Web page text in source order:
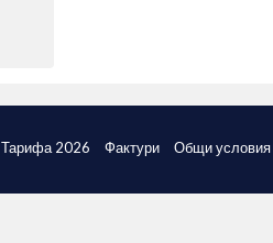
Тарифа 2026 Фактури Общи условия